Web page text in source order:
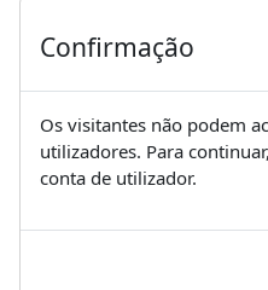
Confirmação
Os visitantes não podem
utilizadores. Para
conta de utilizador.